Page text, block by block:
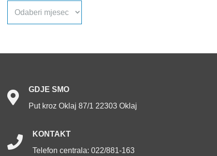
GDJE SMO
Put kroz Oklaj 87/1 22303 Oklaj
KONTAKT
Telefon centrala: 022/881-163